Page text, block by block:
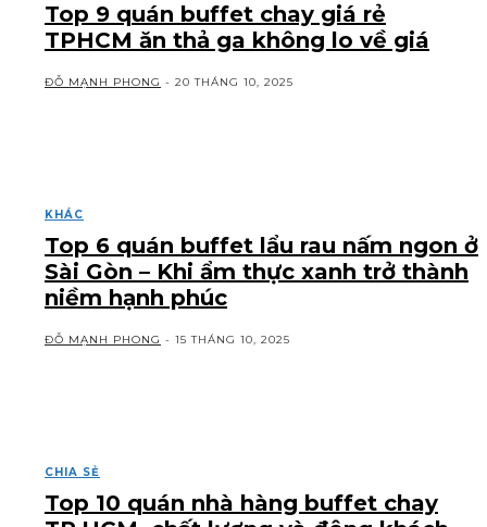
Top 9 quán buffet chay giá rẻ
TPHCM ăn thả ga không lo về giá
ĐỖ MẠNH PHONG - 20 THÁNG 10, 2025
KHÁC
Top 6 quán buffet lẩu rau nấm ngon ở
Sài Gòn – Khi ẩm thực xanh trở thành
niềm hạnh phúc
ĐỖ MẠNH PHONG - 15 THÁNG 10, 2025
CHIA SẺ
Top 10 quán nhà hàng buffet chay